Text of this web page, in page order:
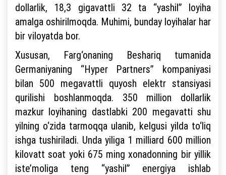
dollarlik, 18,3 gigavattli 32 ta “yashil” loyiha
amalga oshirilmoqda. Muhimi, bunday loyihalar har
bir viloyatda bor.
Xususan, Farg‘onaning Beshariq tumanida
Germaniyaning “Hyper Partners” kompaniyasi
bilan 500 megavattli quyosh elektr stansiyasi
qurilishi boshlanmoqda. 350 million dollarlik
mazkur loyihaning dastlabki 200 megavatti shu
yilning o‘zida tarmoqqa ulanib, kelgusi yilda to‘liq
ishga tushiriladi. Unda yiliga 1 milliard 600 million
kilovatt soat yoki 675 ming xonadonning bir yillik
iste’moliga teng “yashil” energiya ishlab